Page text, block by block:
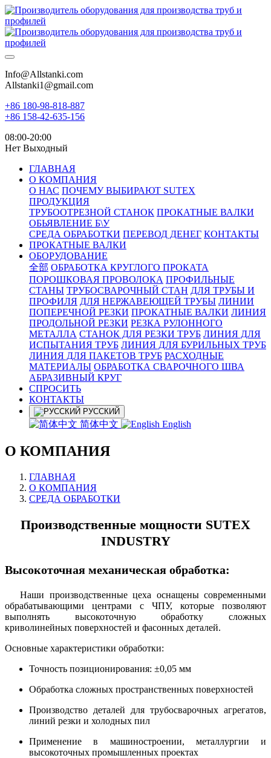
Info@Allstanki.com
Allstanki1@gmail.com
+86 180-98-818-887
+86 158-42-635-156
08:00-20:00
Нет Выходный
ГЛАВНАЯ
О КОМПАНИЯ
О НАС ПОЧЕМУ ВЫБИРАЮТ SUTEX
ПРОДУКЦИЯ
ТРУБООТРЕЗНОЙ СТАНОК ПРОКАТНЫЕ ВАЛКИ
ОБЬЯВЛЕНИЕ Б\У
СРЕДА ОБРАБОТКИ ПЕРЕВОД ДЕНЕГ КОНТАКТЫ
ПРОКАТНЫЕ ВАЛКИ
ОБОРУДОВАНИЕ
全部 ОБРАБОТКА КРУГЛОГО ПРОКАТА
ПОРОШКОВАЯ ПРОВОЛОКА ПРОФИЛЬНЫЕ
СТАНЫ ТРУБОСВАРОЧНЫЙ СТАН ДЛЯ ТРУБЫ И
ПРОФИЛЯ ДЛЯ НЕРЖАВЕЮЩЕЙ ТРУБЫ ЛИНИИ
ПОПЕРЕЧНОЙ РЕЗКИ ПРОКАТНЫЕ ВАЛКИ ЛИНИЯ
ПРОДОЛЬНОЙ РЕЗКИ РЕЗКА РУЛОННОГО
МЕТАЛЛА СТАНОК ДЛЯ РЕЗКИ ТРУБ ЛИНИЯ ДЛЯ
ИСПЫТАНИЯ ТРУБ ЛИНИЯ ДЛЯ БУРИЛЬНЫХ ТРУБ
ЛИНИЯ ДЛЯ ПАКЕТОВ ТРУБ РАСХОДНЫЕ
МАТЕРИАЛЫ OБРАБОТКА СВАРОЧНОГО ШВА
АБРАЗИВНЫЙ КРУГ
СПРОСИТЬ
КОНТАКТЫ
РУССКИЙ
简体中文 English
О КОМПАНИЯ
ГЛАВНАЯ
О КОМПАНИЯ
СРЕДА ОБРАБОТКИ
Производственные мощности SUTEX
INDUSTRY
Высокоточная механическая обработка:
Наши производственные цеха оснащены современными
обрабатывающими центрами с ЧПУ, которые позволяют
выполнять высокоточную обработку сложных
криволинейных поверхностей и фасонных деталей.
Основные характеристики обработки:
Точность позиционирования: ±0,05 мм
Обработка сложных пространственных поверхностей
Производство деталей для трубосварочных агрегатов,
линий резки и холодных пил
Применение в машиностроении, металлургии и
высокоточных промышленных проектах